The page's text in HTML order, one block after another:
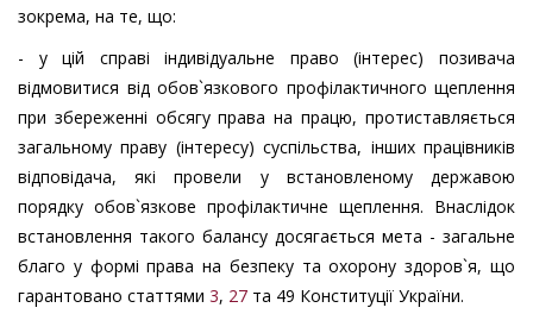
зокрема, на те, що:
- у цій справі індивідуальне право (інтерес) позивача
відмовитися від обов`язкового профілактичного щеплення
при збереженні обсягу права на працю, протиставляється
загальному праву (інтересу) суспільства, інших працівників
відповідача, які провели у встановленому державою
порядку обов`язкове профілактичне щеплення. Внаслідок
встановлення такого балансу досягається мета - загальне
благо у формі права на безпеку та охорону здоров`я, що
гарантовано статтями 3, 27 та 49 Конституції України.